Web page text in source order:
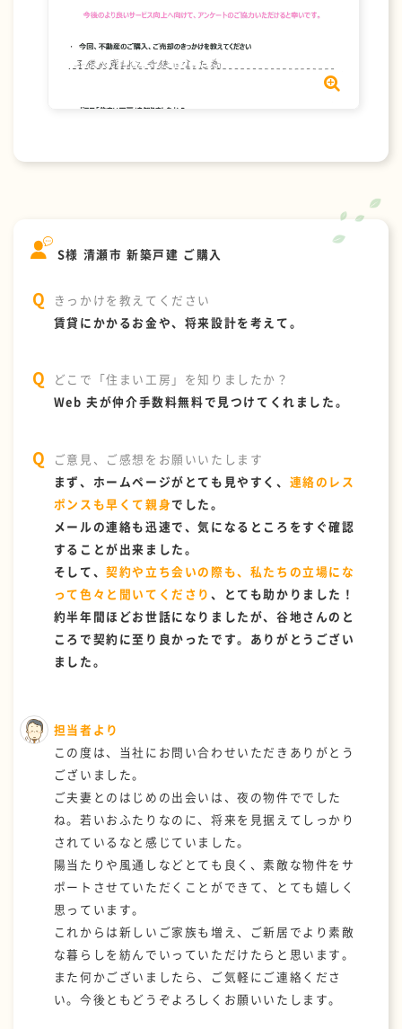
S様 清瀬市 新築戸建 ご購入
きっかけを教えてください
賃貸にかかるお金や、将来設計を考えて。
どこで「住まい工房」を知りましたか？
Web 夫が仲介手数料無料で見つけてくれました。
ご意見、ご感想をお願いいたします
まず、ホームページがとても見やすく、 連絡のレス
ポンスも早くて親身でした。
メールの連絡も迅速で、気になるところをすぐ確認
することが出来ました。
そして、契約や立ち会いの際も、私たちの立場にな
って色々と聞いてくださり 、とても助かりました！
約半年間ほどお世話になりましたが、谷地さんのと
ころで契約に至り良かったです。ありがとうござい
ました。
担当者より
この度は、当社にお問い合わせいただきありがとう
ございました。
ご夫妻とのはじめの出会いは、夜の物件ででした
ね。若いおふたりなのに、将来を見据えてしっかり
されているなと感じていました。
陽当たりや風通しなどとても良く、素敵な物件をサ
ポートさせていただくことができて、とても嬉しく
思っています。
これからは新しいご家族も増え、ご新居でより素敵
な暮らしを紡んでいっていただけたらと思います。
また何かございましたら、ご気軽にご連絡くださ
い。今後ともどうぞよろしくお願いいたします。